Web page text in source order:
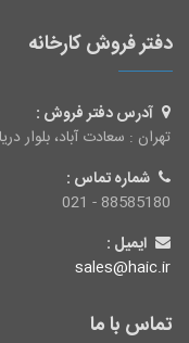
دفتر فروش کارخانه
آدرس دفتر فروش :
تهران : سعادت آباد، بلوار
شماره تماس :
88585180 - 021
ایمیل :
sales@haic.ir
تماس با ما